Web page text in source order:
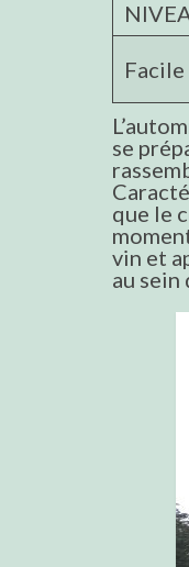
Facile
se
que le
vin et
au sein